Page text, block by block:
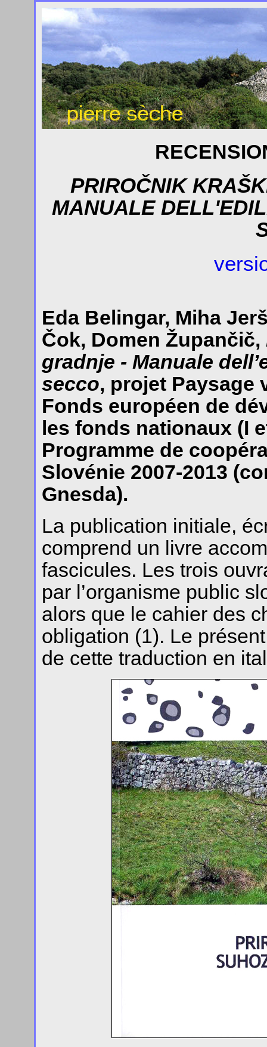
PRIROČNIK
MANUALE
Eda Belingar, Miha
Čok, Domen Župančič,
gradnje - Manuale
secco, projet Paysage
Fonds européen de
les fonds nationaux (I
Programme de
Slovénie 2007-2013
Gnesda).
La publication initiale,
comprend un livre
fascicules. Les trois
par l’organisme public
alors que le cahier des
obligation (1). Le
de cette traduction en